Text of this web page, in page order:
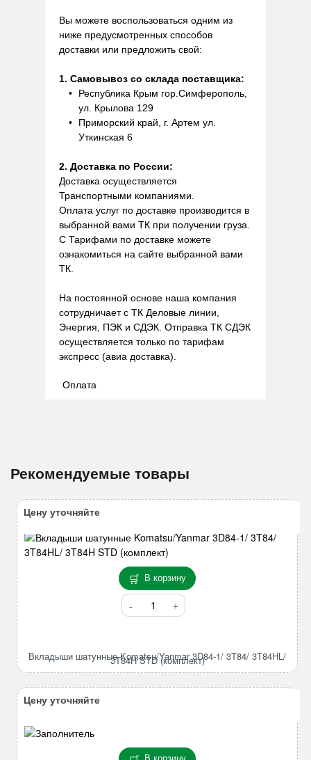
Вы можете воспользоваться одним из
ниже предусмотренных способов
доставки или предложить свой:
1. Самовывоз со склада поставщика:
Республика Крым гор.Симферополь,
ул. Крылова 129
Приморский край, г. Артем ул.
Уткинская 6
2. Доставка по России:
Доставка осуществляется
Транспортными компаниями.
Оплата услуг по доставке производится в
выбранной вами ТК при получении груза.
С Тарифами по доставке можете
ознакомиться на сайте выбранной вами
ТК.
На постоянной основе наша компания
сотрудничает с ТК Деловые линии,
Энергия, ПЭК и СДЭК. Отправка ТК СДЭК
осуществляется только по тарифам
экспресс (авиа доставка).
Оплата
Рекомендуемые товары
В корзину
Количество
товара
Komatsu/Yanmar
3D84-
1/
STD
Вкладыши шатунные Komatsu/Yanmar 3D84-1/ 3T84/ 3T84HL/
3T84H STD (комплект)
Цену уточняйте
Цену уточняйте